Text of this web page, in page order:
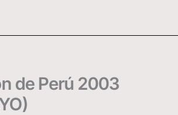
de Perú 2003